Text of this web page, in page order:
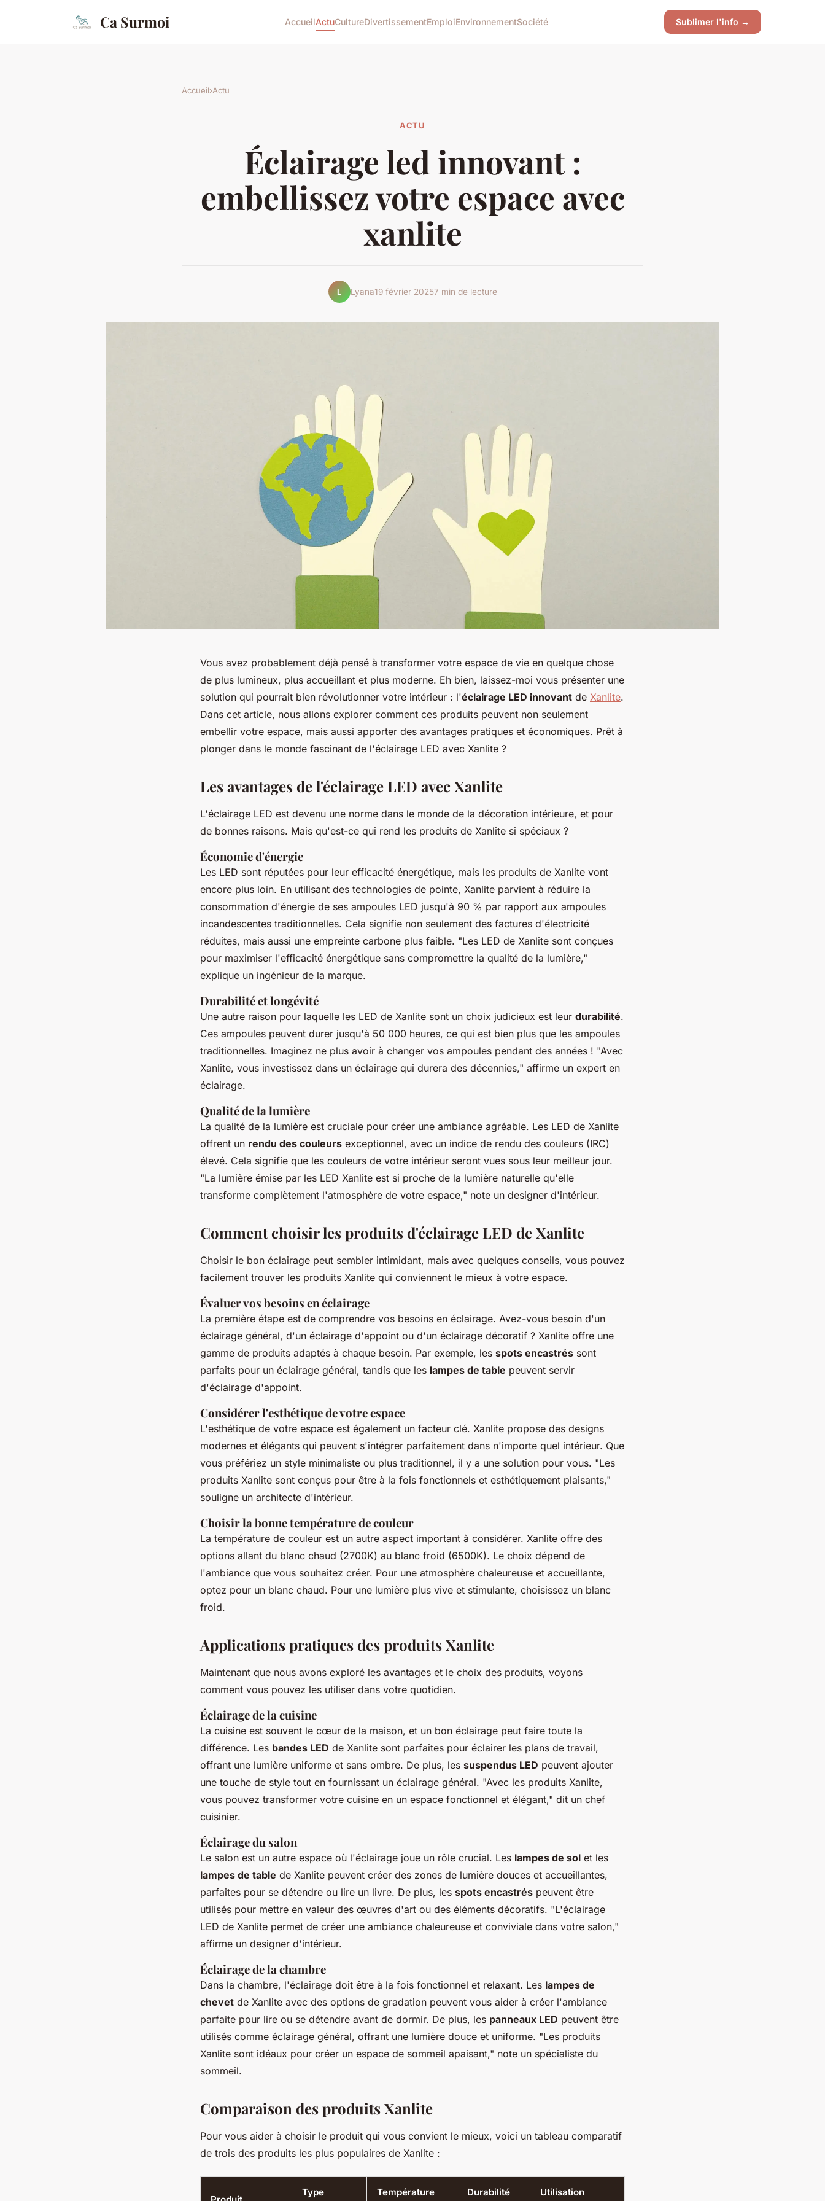
Ca Surmoi AccueilActuCultureDivertissementEmploiEnvironnementSociété Sublimer l'info →
Accueil›Actu
ACTU
Éclairage led innovant :
embellissez votre espace avec
xanlite
L Lyana19 février 20257 min de lecture
Vous avez probablement déjà pensé à transformer votre espace de vie en quelque chose
de plus lumineux, plus accueillant et plus moderne. Eh bien, laissez-moi vous présenter une
solution qui pourrait bien révolutionner votre intérieur : l'éclairage LED innovant de Xanlite.
Dans cet article, nous allons explorer comment ces produits peuvent non seulement
embellir votre espace, mais aussi apporter des avantages pratiques et économiques. Prêt à
plonger dans le monde fascinant de l'éclairage LED avec Xanlite ?
Les avantages de l'éclairage LED avec Xanlite
L'éclairage LED est devenu une norme dans le monde de la décoration intérieure, et pour
de bonnes raisons. Mais qu'est-ce qui rend les produits de Xanlite si spéciaux ?
Économie d'énergie
Les LED sont réputées pour leur efficacité énergétique, mais les produits de Xanlite vont
encore plus loin. En utilisant des technologies de pointe, Xanlite parvient à réduire la
consommation d'énergie de ses ampoules LED jusqu'à 90 % par rapport aux ampoules
incandescentes traditionnelles. Cela signifie non seulement des factures d'électricité
réduites, mais aussi une empreinte carbone plus faible. "Les LED de Xanlite sont conçues
pour maximiser l'efficacité énergétique sans compromettre la qualité de la lumière,"
explique un ingénieur de la marque.
Durabilité et longévité
Une autre raison pour laquelle les LED de Xanlite sont un choix judicieux est leur durabilité.
Ces ampoules peuvent durer jusqu'à 50 000 heures, ce qui est bien plus que les ampoules
traditionnelles. Imaginez ne plus avoir à changer vos ampoules pendant des années ! "Avec
Xanlite, vous investissez dans un éclairage qui durera des décennies," affirme un expert en
éclairage.
Qualité de la lumière
La qualité de la lumière est cruciale pour créer une ambiance agréable. Les LED de Xanlite
offrent un rendu des couleurs exceptionnel, avec un indice de rendu des couleurs (IRC)
élevé. Cela signifie que les couleurs de votre intérieur seront vues sous leur meilleur jour.
"La lumière émise par les LED Xanlite est si proche de la lumière naturelle qu'elle
transforme complètement l'atmosphère de votre espace," note un designer d'intérieur.
Comment choisir les produits d'éclairage LED de Xanlite
Choisir le bon éclairage peut sembler intimidant, mais avec quelques conseils, vous pouvez
facilement trouver les produits Xanlite qui conviennent le mieux à votre espace.
Évaluer vos besoins en éclairage
La première étape est de comprendre vos besoins en éclairage. Avez-vous besoin d'un
éclairage général, d'un éclairage d'appoint ou d'un éclairage décoratif ? Xanlite offre une
gamme de produits adaptés à chaque besoin. Par exemple, les spots encastrés sont
parfaits pour un éclairage général, tandis que les lampes de table peuvent servir
d'éclairage d'appoint.
Considérer l'esthétique de votre espace
L'esthétique de votre espace est également un facteur clé. Xanlite propose des designs
modernes et élégants qui peuvent s'intégrer parfaitement dans n'importe quel intérieur. Que
vous préfériez un style minimaliste ou plus traditionnel, il y a une solution pour vous. "Les
produits Xanlite sont conçus pour être à la fois fonctionnels et esthétiquement plaisants,"
souligne un architecte d'intérieur.
Choisir la bonne température de couleur
La température de couleur est un autre aspect important à considérer. Xanlite offre des
options allant du blanc chaud (2700K) au blanc froid (6500K). Le choix dépend de
l'ambiance que vous souhaitez créer. Pour une atmosphère chaleureuse et accueillante,
optez pour un blanc chaud. Pour une lumière plus vive et stimulante, choisissez un blanc
froid.
Applications pratiques des produits Xanlite
Maintenant que nous avons exploré les avantages et le choix des produits, voyons
comment vous pouvez les utiliser dans votre quotidien.
Éclairage de la cuisine
La cuisine est souvent le cœur de la maison, et un bon éclairage peut faire toute la
différence. Les bandes LED de Xanlite sont parfaites pour éclairer les plans de travail,
offrant une lumière uniforme et sans ombre. De plus, les suspendus LED peuvent ajouter
une touche de style tout en fournissant un éclairage général. "Avec les produits Xanlite,
vous pouvez transformer votre cuisine en un espace fonctionnel et élégant," dit un chef
cuisinier.
Éclairage du salon
Le salon est un autre espace où l'éclairage joue un rôle crucial. Les lampes de sol et les
lampes de table de Xanlite peuvent créer des zones de lumière douces et accueillantes,
parfaites pour se détendre ou lire un livre. De plus, les spots encastrés peuvent être
utilisés pour mettre en valeur des œuvres d'art ou des éléments décoratifs. "L'éclairage
LED de Xanlite permet de créer une ambiance chaleureuse et conviviale dans votre salon,"
affirme un designer d'intérieur.
Éclairage de la chambre
Dans la chambre, l'éclairage doit être à la fois fonctionnel et relaxant. Les lampes de
chevet de Xanlite avec des options de gradation peuvent vous aider à créer l'ambiance
parfaite pour lire ou se détendre avant de dormir. De plus, les panneaux LED peuvent être
utilisés comme éclairage général, offrant une lumière douce et uniforme. "Les produits
Xanlite sont idéaux pour créer un espace de sommeil apaisant," note un spécialiste du
sommeil.
Comparaison des produits Xanlite
Pour vous aider à choisir le produit qui vous convient le mieux, voici un tableau comparatif
de trois des produits les plus populaires de Xanlite :
Type Température Durabilité Utilisation